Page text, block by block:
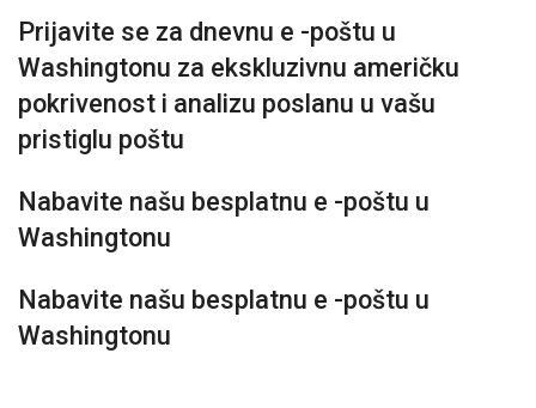
Prijavite se za dnevnu e -poštu u
Washingtonu za ekskluzivnu američku
pokrivenost i analizu poslanu u vašu
pristiglu poštu
Nabavite našu besplatnu e -poštu u
Washingtonu
Nabavite našu besplatnu e -poštu u
Washingtonu